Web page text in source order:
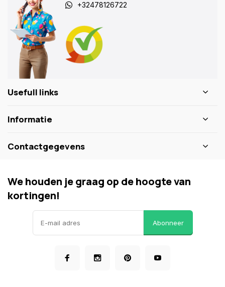
+32478126722
Usefull links
Informatie
Contactgegevens
We houden je graag op de hoogte van
kortingen!
Abonneer